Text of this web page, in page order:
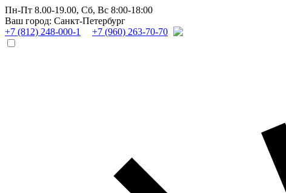
Пн-Пт 8.00-19.00, Сб, Вс 8:00-18:00
Ваш город: Санкт-Петербург
+7 (812) 248-000-1
+7 (960) 263-70-70